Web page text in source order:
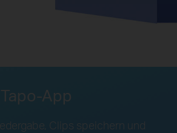
App
Clips speichern und